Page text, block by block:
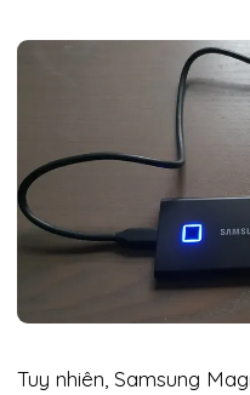
Tuy nhiên, Samsung